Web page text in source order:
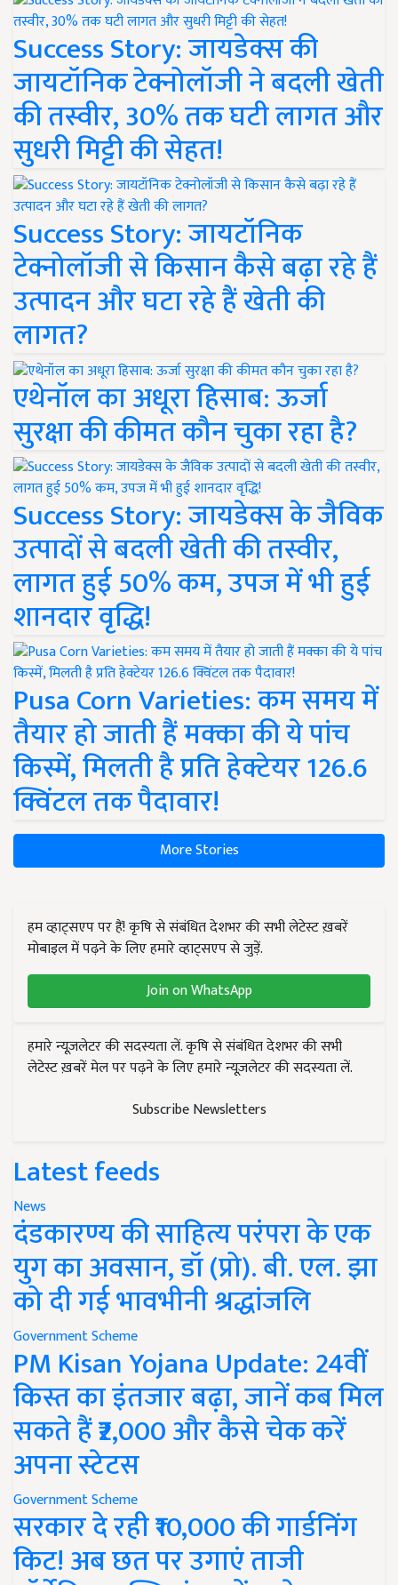
Success Story: जायडेक्स की
जायटॉनिक टेक्नोलॉजी ने बदली खेती
की तस्वीर, 30% तक घटी लागत और
सुधरी मिट्टी की सेहत!
Success Story: जायटॉनिक
टेक्नोलॉजी से किसान कैसे बढ़ा रहे हैं
उत्पादन और घटा रहे हैं खेती की
लागत?
एथेनॉल का अधूरा हिसाब: ऊर्जा
सुरक्षा की कीमत कौन चुका रहा है?
Success Story: जायडेक्स के जैविक
उत्पादों से बदली खेती की तस्वीर,
लागत हुई 50% कम, उपज में भी हुई
शानदार वृद्धि!
Pusa Corn Varieties: कम समय में
तैयार हो जाती हैं मक्का की ये पांच
किस्में, मिलती है प्रति हेक्टेयर 126.6
क्विंटल तक पैदावार!
More Stories
हम व्हाट्सएप पर हैं! कृषि से संबंधित देशभर की सभी लेटेस्ट ख़बरें
मोबाइल में पढ़ने के लिए हमारे व्हाट्सएप से जुड़ें.
Join on WhatsApp
हमारे न्यूज़लेटर की सदस्यता लें. कृषि से संबंधित देशभर की सभी
लेटेस्ट ख़बरें मेल पर पढ़ने के लिए हमारे न्यूज़लेटर की सदस्यता लें.
Subscribe Newsletters
Latest feeds
News
दंडकारण्य की साहित्य परंपरा के एक
युग का अवसान, डॉ (प्रो). बी. एल. झा
को दी गई भावभीनी श्रद्धांजलि
Government Scheme
PM Kisan Yojana Update: 24वीं
किस्त का इंतजार बढ़ा, जानें कब मिल
सकते हैं ₹2,000 और कैसे चेक करें
अपना स्टेटस
Government Scheme
सरकार दे रही ₹10,000 की गार्डनिंग
किट! अब छत पर उगाएं ताजी